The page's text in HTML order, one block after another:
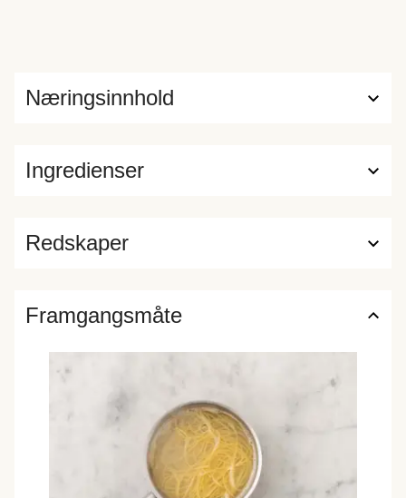
Ingredienser
Næringsinnhold
Redskaper
Framgangsmåte